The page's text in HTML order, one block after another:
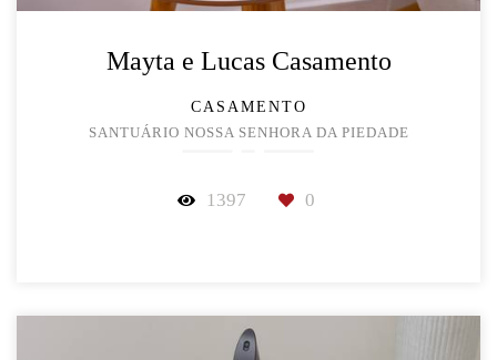
Mayta e Lucas Casamento
CASAMENTO
SANTUÁRIO NOSSA SENHORA DA PIEDADE
1397 0